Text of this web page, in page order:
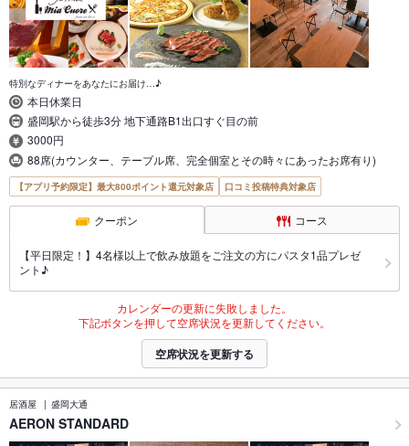
特別なディナーをあなたにお届け…♪
本日休業日
盛岡駅から徒歩3分 地下通路B1出口すぐ目の前
3000円
88席(カウンター、テーブル席、完全個室とその時々にあったお席有り)
【アプリ予約限定】最大800ポイント還元対象店 口コミ投稿特典対象店
クーポン コース
【平日限定！】4名様以上で飲み放題をご注文の方にパスタ1品プレゼ
ント♪
カレンダーの更新に失敗しました。
下記ボタンを押して空席状況を更新してください。
空席状況を更新する
居酒屋 盛岡大通
AERON STANDARD